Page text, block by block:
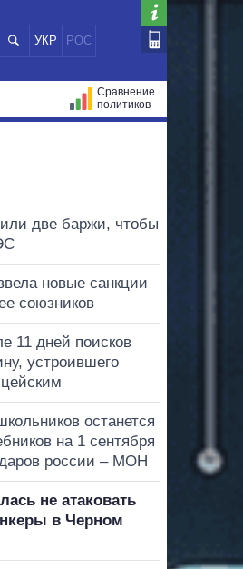
УКР РОС
Сравнение
политиков
две баржи, чтобы
новые санкции
союзников
11 дней поисков
устроившего
останется
на 1 сентября
россии – МОН
не атаковать
в Черном